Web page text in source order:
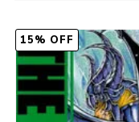
15% OFF